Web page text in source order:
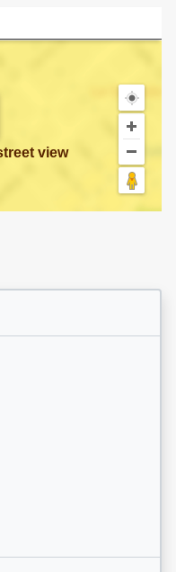
view